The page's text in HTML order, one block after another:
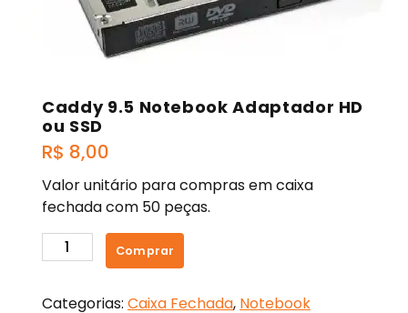
Caddy 9.5 Notebook Adaptador HD
ou SSD
R$ 8,00
Valor unitário para compras em caixa
fechada com 50 peças.
Caddy
9.5
Adaptador
Comprar
Categorias: Caixa Fechada, Notebook